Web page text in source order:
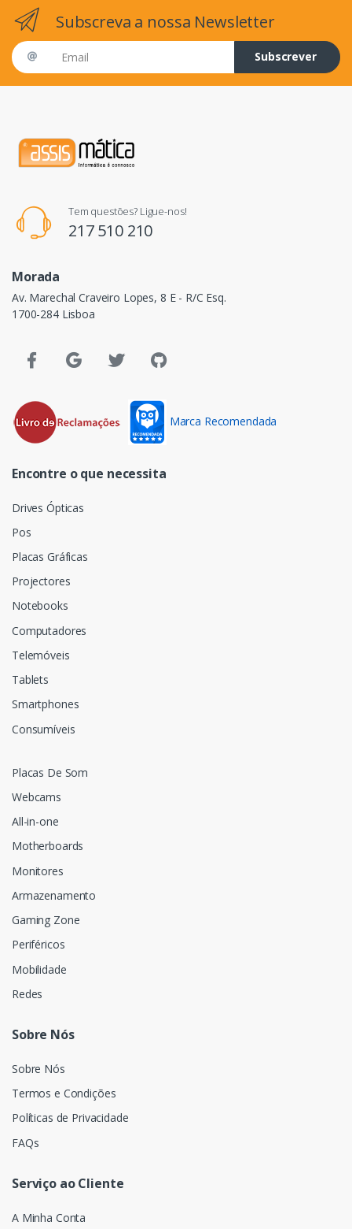
Subscreva a nossa Newsletter
Email address
Subscrever
Tem questões? Ligue-nos!
217 510 210
Morada
Av. Marechal Craveiro Lopes, 8 E - R/C Esq.
1700-284 Lisboa
Marca Recomendada
Encontre o que necessita
Drives Ópticas
Pos
Placas Gráficas
Projectores
Notebooks
Computadores
Telemóveis
Tablets
Smartphones
Consumíveis
Placas De Som
Webcams
All-in-one
Motherboards
Monitores
Armazenamento
Gaming Zone
Periféricos
Mobilidade
Redes
Sobre Nós
Sobre Nós
Termos e Condições
Políticas de Privacidade
FAQs
Serviço ao Cliente
A Minha Conta